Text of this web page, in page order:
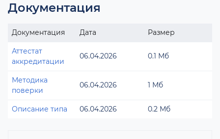
Документация
Документация Дата Размер
Аттестат
аккредитации
06.04.2026 0.1 Мб
Методика
поверки
06.04.2026 1 Мб
Описание типа 06.04.2026 0.2 Мб